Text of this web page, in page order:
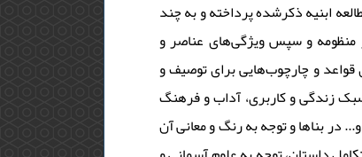
ابنیه‌ ذکرشده پرداخته و به چند
منظومه و سپس ویژگی‌های عناصر و
و چارچوب‌هایی برای توصیف و
زندگی و کاربری، آداب و فرهنگ
در بناها و توجه به رنگ و معانی آن